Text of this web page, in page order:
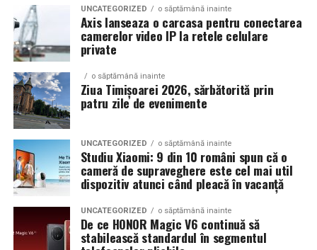
Când intervine chirurgia în endometrioza asociată
infertilității?
Indicații clare pentru chirurgie laparoscopică:
Endometrioame ovariene peste4-5 cm
complicații (torsiune, ruptură), accesibilitate dificilă
la puncție, impact asupra calității ovocitelor
Obstrucție tubară cauzată de aderențe sau
endometrioză — chirurgia poate restabili
Anatomie pelvină sever distorsionată —
laparoscopia restaurează condițiile pentru sarcina
beneficiarului. La cerere, modelul poate fi extins cu prize
suplimentare, sisteme de iluminat exterior, monitorizare la
distanță și conectivitate GSM.
Gama completă: de la 3 metri la 12 metri
lungime container
Modelul livrat către beneficiar reprezintă varianta de intrare a
gamei UZINEX. Producătorul oferăcentrale fotovoltaice
mobileîn configurații adaptate volumului de consum al fiecărui
La capătul superior al gamei, containerul de 12 metri lungime
UNCATEGORIZED o săptămână inainte
Axis lanseaza o carcasa pentru conectarea
camerelor video IP la retele celulare
private
o săptămână inainte
Ziua Timișoarei 2026, sărbătorită prin
patru zile de evenimente
UNCATEGORIZED o săptămână inainte
Studiu Xiaomi: 9 din 10 români spun că o
cameră de supraveghere este cel mai util
dispozitiv atunci când pleacă în vacanță
UNCATEGORIZED o săptămână inainte
De ce HONOR Magic V6 continuă să
stabilească standardul în segmentul